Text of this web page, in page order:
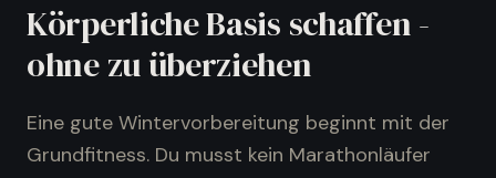
Körperliche Basis schaffen -
ohne zu überziehen
Eine gute Wintervorbereitung beginnt mit der
Grundfitness. Du musst kein Marathonläufer